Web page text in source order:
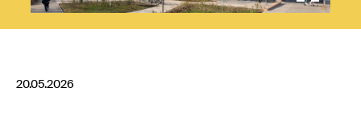
20.05.2026